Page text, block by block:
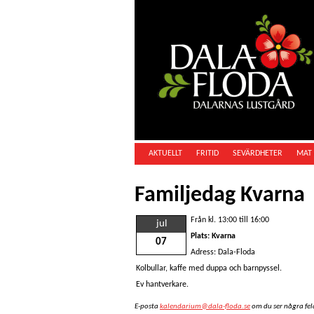
AKTUELLT FRITID SEVÄRDHETER MAT
Familjedag Kvarna
jul
07
Från kl. 13:00 till 16:00
Plats: Kvarna
Adress: Dala-Floda
Kolbullar, kaffe med duppa och barnpyssel.
Ev hantverkare.
E-postakalendarium@dala-floda.seom du ser några